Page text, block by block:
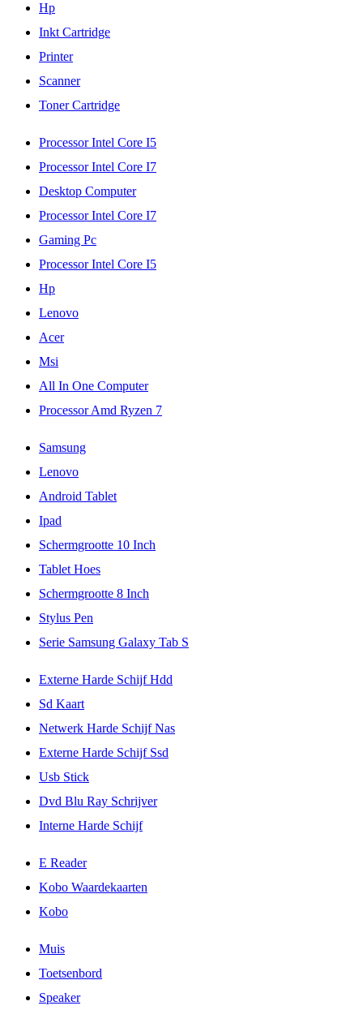
Hp
Inkt Cartridge
Printer
Scanner
Toner Cartridge
Processor Intel Core I5
Processor Intel Core I7
Desktop Computer
Processor Intel Core I7
Gaming Pc
Processor Intel Core I5
Hp
Lenovo
Acer
Msi
All In One Computer
Processor Amd Ryzen 7
Samsung
Lenovo
Android Tablet
Ipad
Schermgrootte 10 Inch
Tablet Hoes
Schermgrootte 8 Inch
Stylus Pen
Serie Samsung Galaxy Tab S
Externe Harde Schijf Hdd
Sd Kaart
Netwerk Harde Schijf Nas
Externe Harde Schijf Ssd
Usb Stick
Dvd Blu Ray Schrijver
Interne Harde Schijf
E Reader
Kobo Waardekaarten
Kobo
Muis
Toetsenbord
Speaker